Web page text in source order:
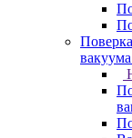
вакуума